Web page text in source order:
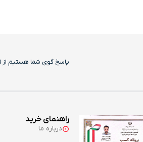
پاسخ گوی شما هستیم از 9 صبح تا 18 عصر بجز روزهای تعطیل
راهنمای خرید
درباره ما